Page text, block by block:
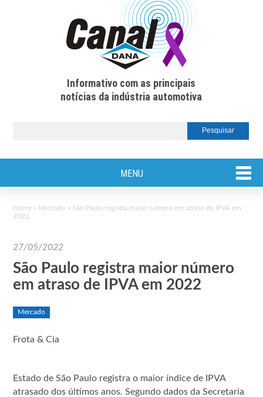
Informativo com as principais
notícias da indústria automotiva
MENU
Home » Mercado » São Paulo registra maior número em atraso de IPVA em
2022
27/05/2022
São Paulo registra maior número
em atraso de IPVA em 2022
Mercado
Frota & Cia
Estado de São Paulo registra o maior índice de IPVA
atrasado dos últimos anos. Segundo dados da Secretaria